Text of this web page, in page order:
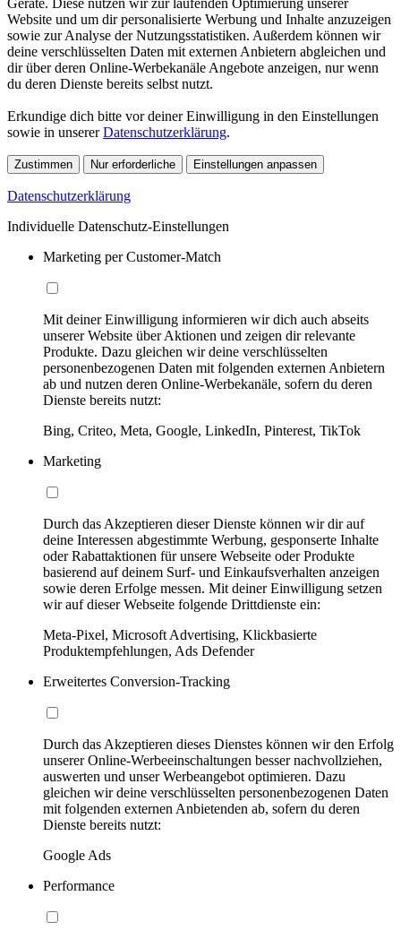
Geräte. Diese nutzen wir zur laufenden Optimierung unserer
Website und um dir personalisierte Werbung und Inhalte anzuzeigen
sowie zur Analyse der Nutzungsstatistiken. Außerdem können wir
deine verschlüsselten Daten mit externen Anbietern abgleichen und
dir über deren Online-Werbekanäle Angebote anzeigen, nur wenn
du deren Dienste bereits selbst nutzt.
Erkundige dich bitte vor deiner Einwilligung in den Einstellungen
sowie in unsererDatenschutzerklärung.
Zustimmen Nur erforderliche Einstellungen anpassen
Datenschutzerklärung
Individuelle Datenschutz-Einstellungen
Marketing per Customer-Match
Mit deiner Einwilligung informieren wir dich auch abseits
unserer Website über Aktionen und zeigen dir relevante
Produkte. Dazu gleichen wir deine verschlüsselten
personenbezogenen Daten mit folgenden externen Anbietern
ab und nutzen deren Online-Werbekanäle, sofern du deren
Dienste bereits nutzt:
Bing, Criteo, Meta, Google, LinkedIn, Pinterest, TikTok
Marketing
Durch das Akzeptieren dieser Dienste können wir dir auf
deine Interessen abgestimmte Werbung, gesponserte Inhalte
oder Rabattaktionen für unsere Webseite oder Produkte
basierend auf deinem Surf- und Einkaufsverhalten anzeigen
sowie deren Erfolge messen. Mit deiner Einwilligung setzen
wir auf dieser Webseite folgende Drittdienste ein:
Meta-Pixel, Microsoft Advertising, Klickbasierte
Produktempfehlungen, Ads Defender
Erweitertes Conversion-Tracking
Durch das Akzeptieren dieses Dienstes können wir den Erfolg
unserer Online-Werbeeinschaltungen besser nachvollziehen,
auswerten und unser Werbeangebot optimieren. Dazu
gleichen wir deine verschlüsselten personenbezogenen Daten
mit folgenden externen Anbietenden ab, sofern du deren
Dienste bereits nutzt:
Google Ads
Performance